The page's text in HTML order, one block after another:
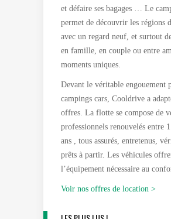
et défaire ses bagages … Le
permet de découvrir les régions
avec un regard neuf, et surtout
en famille, en couple ou entre
moments uniques.
Devant le véritable engouement
campings cars, Cooldrive a
offres. La flotte se compose de
professionnels renouvelés entre
ans , tous assurés, entretenus,
prêts à partir. Les véhicules
l’équipement nécessaire au
Voir nos offres de location >